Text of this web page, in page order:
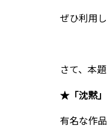
ぜひ利用
さて、本
★「沈黙
有名な作